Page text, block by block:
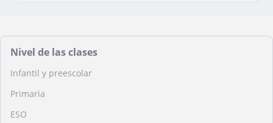
Nivel de las clases
Infantil y preescolar
Primaria
ESO